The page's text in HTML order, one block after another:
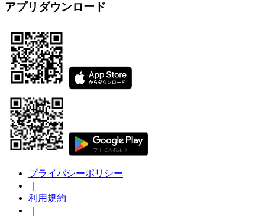
アプリダウンロード
プライバシーポリシー
利用規約